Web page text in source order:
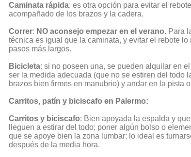
Caminata rápida: es otra opción para evitar el
acompañado de los brazos y la cadera.
Correr: NO aconsejo empezar en el verano. Para
técnica es igual que la caminata, y evitar el rebote
pasos más largos.
Bicicleta: si no poseen una, se pueden alquilar en
ser la medida adecuada (que no se estiren del todo
brazos bien firmes en manubrio) y andar en la pista
Carritos, patín y biciscafo en Palermo:
Carritos y biciscafo: Bien apoyada la espalda y
lleguen a estirar del todo; poner algún bolso o
que se apoye bien la zona lumbar; lo ideal es
después de la media hora.